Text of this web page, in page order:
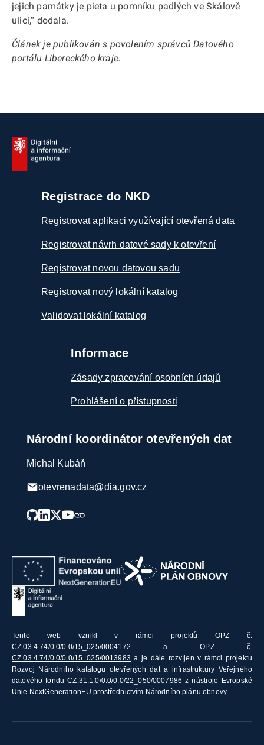
jejich památky je pieta u pomníku padlých ve Skálově
ulici,“ dodala.
Článek je publikován s povolením správců Datového
portálu Libereckého kraje.
Registrace do NKD
Registrovat aplikaci využívající otevřená data
Registrovat návrh datové sady k otevření
Registrovat novou datovou sadu
Registrovat nový lokální katalog
Validovat lokální katalog
Informace
Zásady zpracování osobních údajů
Prohlášení o přístupnosti
Národní koordinátor otevřených dat
Michal Kubáň
otevrenadata@dia.gov.cz
Tento web vznikl v rámci projektů OPZ č.
CZ.03.4.74/0.0/0.0/15_025/0004172 aOPZ č.
CZ.03.4.74/0.0/0.0/15_025/0013983 a je dále rozvíjen v rámci projektu
Rozvoj Národního katalogu otevřených dat a infrastruktury Veřejného
datového fonduCZ.31.1.0/0.0/0.0/22_050/0007986 z nástroje Evropské
Unie NextGenerationEU prostřednictvím Národního plánu obnovy.